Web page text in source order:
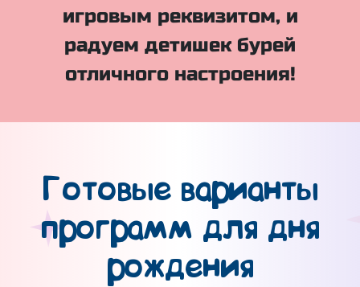
игровым реквизитом, и
радуем детишек бурей
отличного настроения!
Готовые варианты
программ для дня
рождения